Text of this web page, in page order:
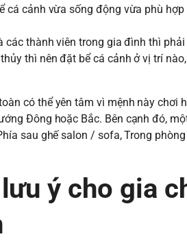
cảnh vừa sống động vừa phù
thành viên trong gia đình thì
thì nên đặt bể cá cảnh ở vị trí
có thể yên tâm vì mệnh này chơi
Đông hoặc Bắc. Bên cạnh đó,
sau ghế salon / sofa, Trong
ý cho gia